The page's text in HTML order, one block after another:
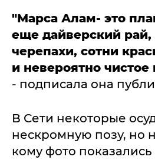
"Марса Алам- это
еще дайверский
черепахи, сотни
и невероятно
- подписала она
В Сети некоторые
нескромную позу, но
кому фото показались